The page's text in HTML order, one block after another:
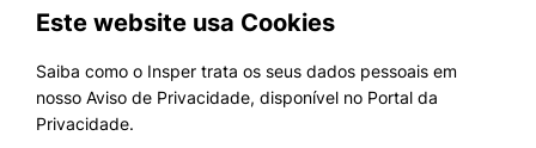
Este website usa Cookies
Saiba como o Insper trata os seus dados pessoais em
nosso Aviso de Privacidade, disponível no Portal da
Privacidade.
Cursos